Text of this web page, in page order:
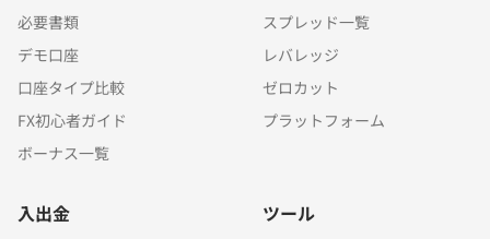
必要書類
デモ口座
口座タイプ比較
FX初心者ガイド
ボーナス一覧
スプレッド一覧
レバレッジ
ゼロカット
プラットフォーム
入出金 ツール